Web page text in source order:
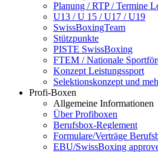
Planung / RTP / Termine
U13 / U 15 / U17 / U19
SwissBoxingTeam
Stützpunkte
PISTE SwissBoxing
FTEM / Nationale
Konzept Leistungssport
Selektionskonzept und
Profi-Boxen
Allgemeine Informationen
Über Profiboxen
Berufsbox-Reglement
Formulare/Verträge
EBU/SwissBoxing